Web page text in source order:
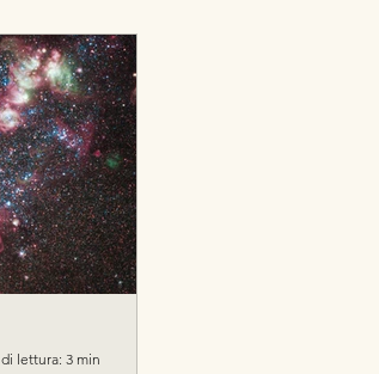
Scritto dal dottor
e psicoterapeuta,
a tutti perché è
una specie di
la sua facilità di
lettura: 3 min